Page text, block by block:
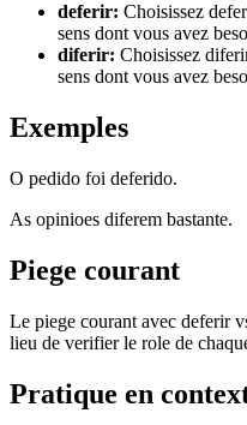
deferir: Choisissez
sens dont vous avez
diferir: Choisissez
sens dont vous avez
Exemples
O pedido foi deferido.
As opinioes diferem bastante.
Piege courant
Le piege courant avec deferir
lieu de verifier le role de
Pratique en